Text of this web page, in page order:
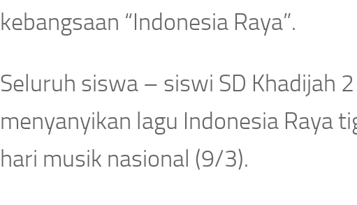
kebangsaan “Indonesia Raya”.
Seluruh siswa – siswi SD Khadijah
menyanyikan lagu Indonesia Raya
hari musik nasional (9/3).